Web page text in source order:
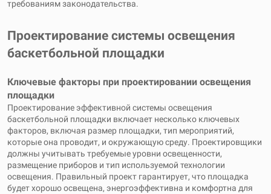
требованиям законодательства.
Проектирование системы освещения
баскетбольной площадки
Ключевые факторы при проектировании освещения
площадки
Проектирование эффективной системы освещения
баскетбольной площадки включает несколько ключевых
факторов, включая размер площадки, тип мероприятий,
которые она проводит, и окружающую среду. Проектировщики
должны учитывать требуемые уровни освещенности,
размещение приборов и тип используемой технологии
освещения. Правильный проект гарантирует, что площадка
будет хорошо освещена, энергоэффективна и комфортна для